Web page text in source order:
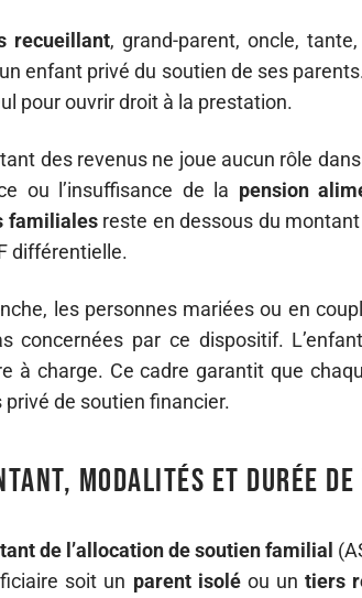
recueillant, grand-parent, oncle,
enfant privé du soutien de ses
pour ouvrir droit à la prestation.
des revenus ne joue aucun rôle dans
ou l’insuffisance de la pension
familialesreste en dessous du montant
différentielle.
les personnes mariées ou en
concernées par ce dispositif.
à charge. Ce cadre garantit que
privé de soutien financier.
modalités et durée
de l’allocation de soutien familial
soit un parent isoléou untiers